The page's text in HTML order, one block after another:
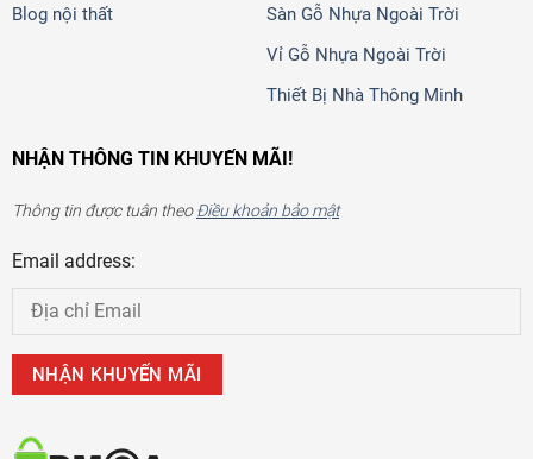
Blog nội thất
Sàn Gỗ Nhựa Ngoài Trời
Vỉ Gỗ Nhựa Ngoài Trời
Thiết Bị Nhà Thông Minh
NHẬN THÔNG TIN KHUYẾN MÃI!
Thông tin được tuân theoĐiều khoản bảo mật
Email address: